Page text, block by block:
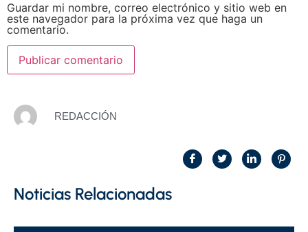
Guardar mi nombre, correo electrónico y sitio web en
este navegador para la próxima vez que haga un
comentario.
REDACCIÓN
Noticias Relacionadas